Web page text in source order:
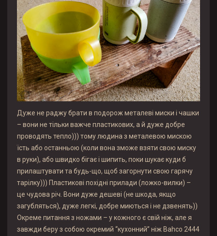
Дуже не раджу брати в подорож металеві миски і чашки
– вони не тільки важче пластикових, а й дуже добре
проводять тепло))) тому людина з металевою мискою
їсть або останньою (коли вона зможе взяти свою миску
в руки), або швидко бігає і шипить, поки шукає куди б
прилаштувати та будь-що, щоб загорнути свою гарячу
тарілку))) Пластикові похідні прилади (ложко-вилки) –
це чудова річ. Вони дуже дешеві (не шкода, якщо
загубляться), дуже легкі, добре миються і не дзвенять))
Окреме питання з ножами – у кожного є свій ніж, але я
завжди беру з собою окремий “кухонний” ніж Bahco 2444